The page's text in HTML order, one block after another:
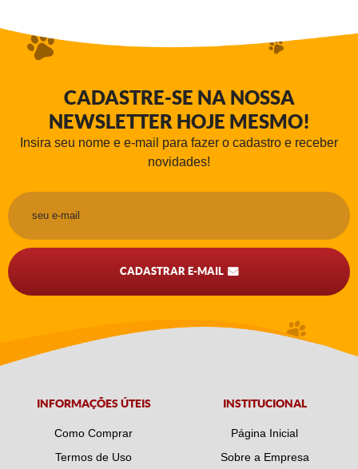
CADASTRE-SE NA NOSSA
NEWSLETTER HOJE MESMO!
Insira seu nome e e-mail para fazer o cadastro e receber
novidades!
CADASTRAR E-MAIL
INFORMAÇÕES ÚTEIS
Como Comprar
Termos de Uso
INSTITUCIONAL
Página Inicial
Sobre a Empresa